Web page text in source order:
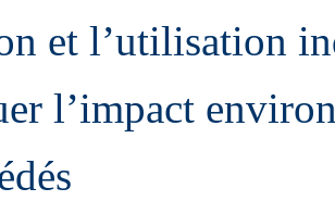
et l’utilisation
l’impact